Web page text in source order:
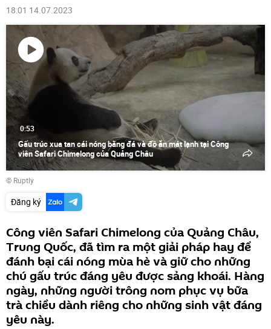
18:01 14.07.2023
Phát
video
Gấu trúc xua tan cái nóng bằng đá và đồ ăn mát lạnh tại Công
viên Safari Chimelong của Quảng Châu
0:53
© Ruptly
Đăng ký
Công viên Safari Chimelong của Quảng Châu,
Trung Quốc, đã tìm ra một giải pháp hay để
đánh bại cái nóng mùa hè và giữ cho những
chú gấu trúc đáng yêu được sảng khoái. Hàng
ngày, những người trông nom phục vụ bữa
trà chiều dành riêng cho những sinh vật đáng
yêu này.